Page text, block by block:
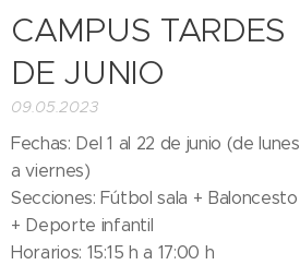
CAMPUS TARDES
DE JUNIO
09.05.2023
Fechas: Del 1 al 22 de junio (de lunes
a viernes)
Secciones: Fútbol sala + Baloncesto
+ Deporte infantil
Horarios: 15:15 h a 17:00 h